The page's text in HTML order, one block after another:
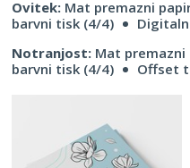
Ovitek: Mat premazni
barvni tisk (4/4)
Notranjost: Mat premazni
barvni tisk (4/4)
Offset